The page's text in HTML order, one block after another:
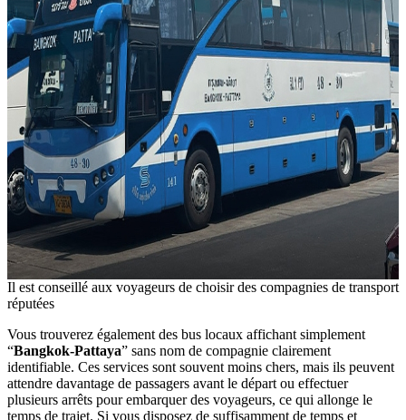
Il est conseillé aux voyageurs de choisir des compagnies de transport
réputées
Vous trouverez également des bus locaux affichant simplement
“Bangkok-Pattaya” sans nom de compagnie clairement
identifiable. Ces services sont souvent moins chers, mais ils peuvent
attendre davantage de passagers avant le départ ou effectuer
plusieurs arrêts pour embarquer des voyageurs, ce qui allonge le
temps de trajet. Si vous disposez de suffisamment de temps et